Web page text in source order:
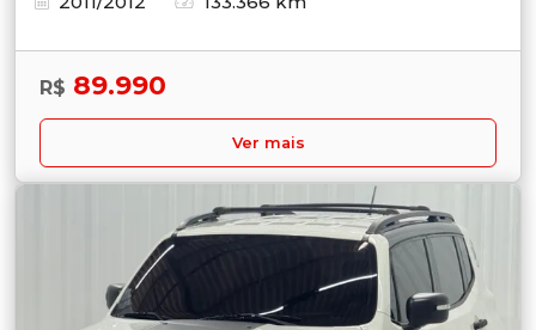
R$ 89.990
Ver mais